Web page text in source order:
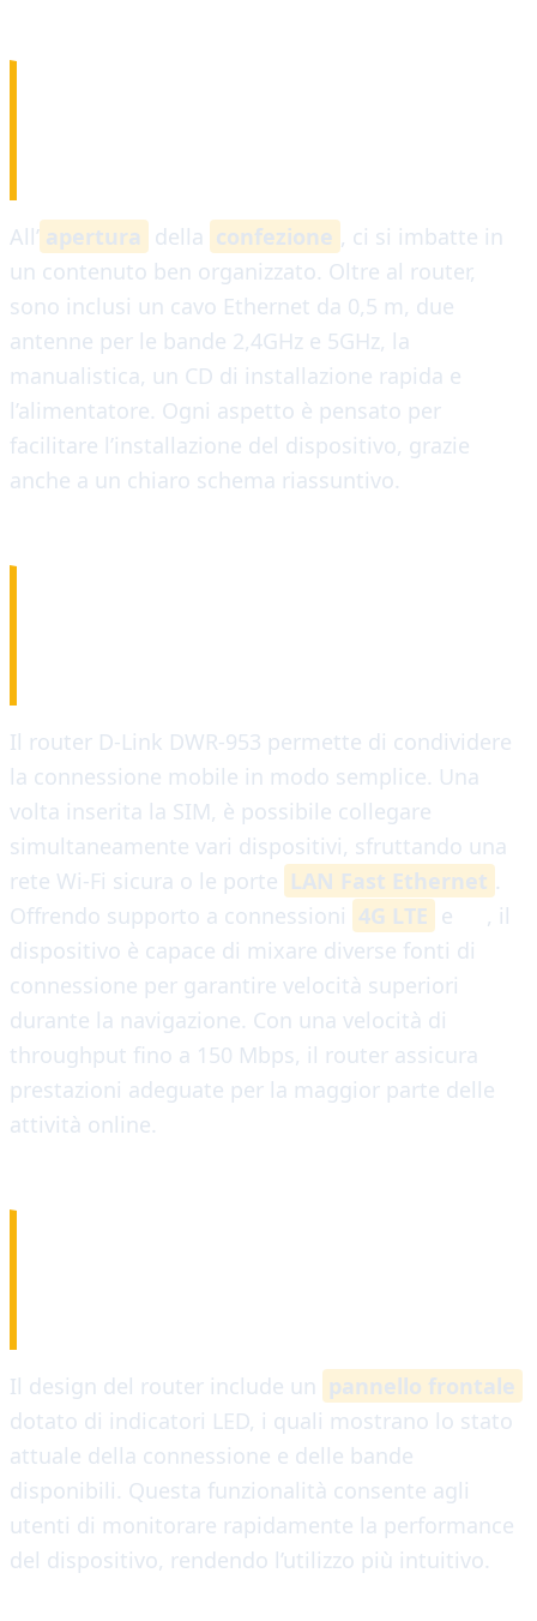
All’ apertura della confezione , ci si imbatte in
un contenuto ben organizzato. Oltre al router,
sono inclusi un cavo Ethernet da 0,5 m, due
antenne per le bande 2,4GHz e 5GHz, la
manualistica, un CD di installazione rapida e
l’alimentatore. Ogni aspetto è pensato per
facilitare l’installazione del dispositivo, grazie
anche a un chiaro schema riassuntivo.
Il router D-Link DWR-953 permette di condividere
la connessione mobile in modo semplice. Una
volta inserita la SIM, è possibile collegare
simultaneamente vari dispositivi, sfruttando una
rete Wi-Fi sicura o le porte LAN Fast Ethernet .
Offrendo supporto a connessioni 4G LTE e
, il
dispositivo è capace di mixare diverse fonti di
connessione per garantire velocità superiori
durante la navigazione. Con una velocità di
throughput fino a 150 Mbps, il router assicura
prestazioni adeguate per la maggior parte delle
attività online.
Il design del router include un pannello frontale
dotato di indicatori LED, i quali mostrano lo stato
attuale della connessione e delle bande
disponibili. Questa funzionalità consente agli
utenti di monitorare rapidamente la performance
del dispositivo, rendendo l’utilizzo più intuitivo.